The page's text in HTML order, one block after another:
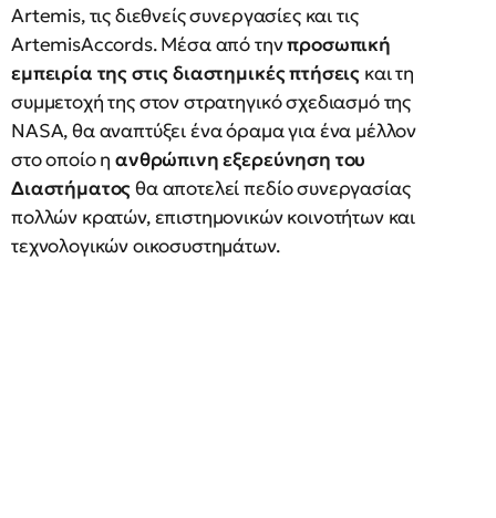
Artemis, τις διεθνείς συνεργασίες και τις
ArtemisAccords. Μέσα από τηνπροσωπική
εμπειρία της στις διαστημικές πτήσεις και τη
συμμετοχή της στον στρατηγικό σχεδιασμό της
NASA, θα αναπτύξει ένα όραμα για ένα μέλλον
στο οποίο ηανθρώπινη εξερεύνηση του
Διαστήματοςθα αποτελεί πεδίο συνεργασίας
πολλών κρατών, επιστημονικών κοινοτήτων και
τεχνολογικών οικοσυστημάτων.